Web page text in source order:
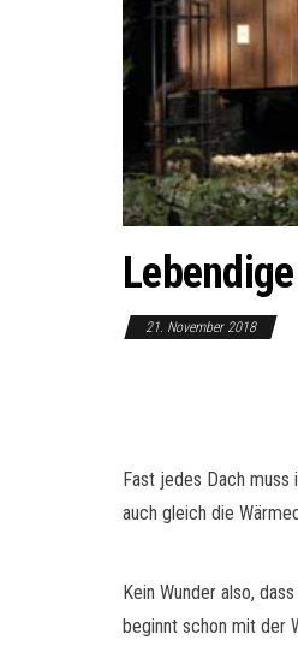
21. November 2018
Fast jedes Dach muss
auch gleich die
Kein Wunder also,
beginnt schon mit der